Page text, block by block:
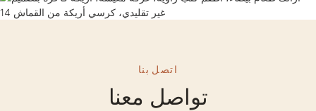
اتصل بنا
تواصل معنا